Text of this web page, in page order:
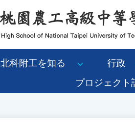
北科附工を知る 行政
プロジェクト